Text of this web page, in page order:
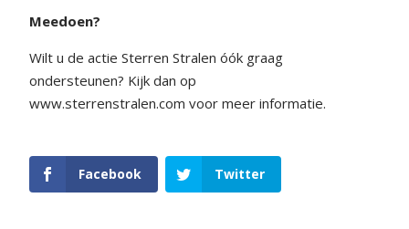
Meedoen?
Wilt u de actie Sterren Stralen óók graag
ondersteunen? Kijk dan op
www.sterrenstralen.com voor meer informatie.
Facebook Twitter